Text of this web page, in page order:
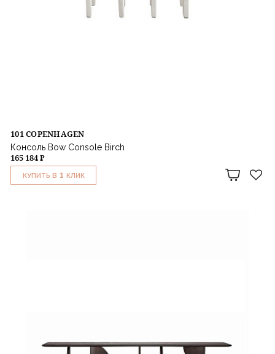
101 COPENHAGEN
Консоль Bow Console Birch
165 184 ₽
КУПИТЬ В 1 КЛИК